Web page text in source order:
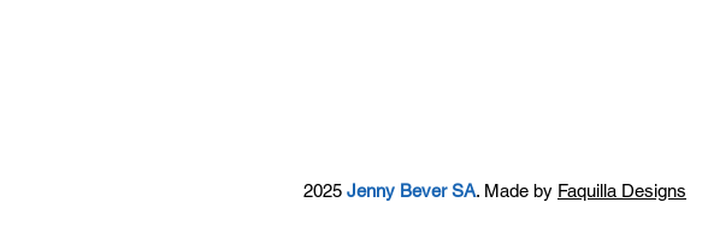
2025 Jenny Bever SA. Made by Faquilla Designs